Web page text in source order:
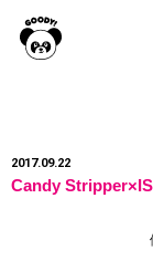
2017.09.22
Candy